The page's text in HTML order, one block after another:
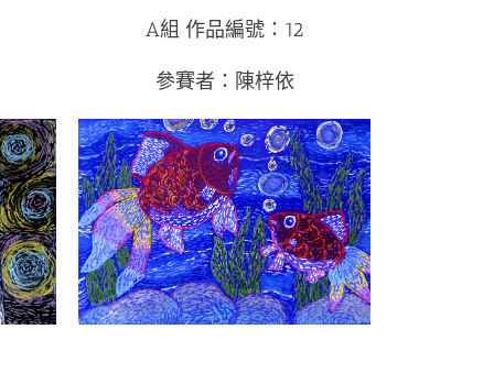
A組 作品編號：12
參賽者：陳梓依